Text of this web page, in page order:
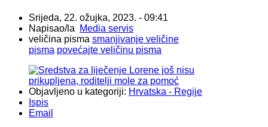
Srijeda, 22. ožujka, 2023. - 09:41
Napisao/la
Media servis
veličina pisma smanjivanje veličine
pisma povećajte veličinu pisma
Objavljeno u kategoriji: Hrvatska - Regije
Ispis
Email